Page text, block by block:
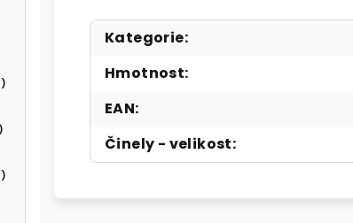
Kategorie:
Hmotnost:
EAN:
Činely - velikost: